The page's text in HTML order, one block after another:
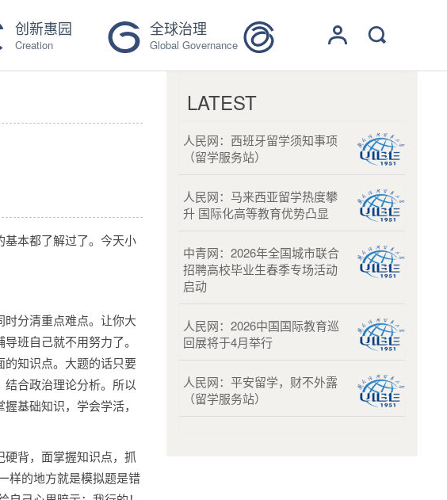
创新惠园
Creation
全球治理
Global Governance
基本都了解过了。今天小
分清重点难点。让你大
班自己就不用努力了。
的知识点。大题的话只要
合政治理论分析。所以
基础知识，学会学活，
背，面掌握知识点，抓
样的地方就是模拟题是错
LATEST
人民网：西班牙留学须知事项
（留学服务站）
人民网：马来西亚留学热度攀
升 国际化高等教育优势凸显
中青网：2026年全国城市联合
招聘高校毕业生春季专场活动
启动
人民网：2026中国国际教育巡
回展将于4月举行
人民网：平安留学，财不外露
（留学服务站）